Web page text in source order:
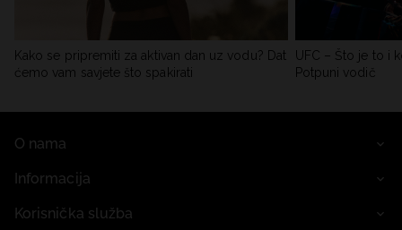
Kako se pripremiti za aktivan dan uz vodu? Dat
ćemo vam savjete što spakirati
UFC – Što je to i
Potpuni vodič
O nama
Informacija
Korisnička služba